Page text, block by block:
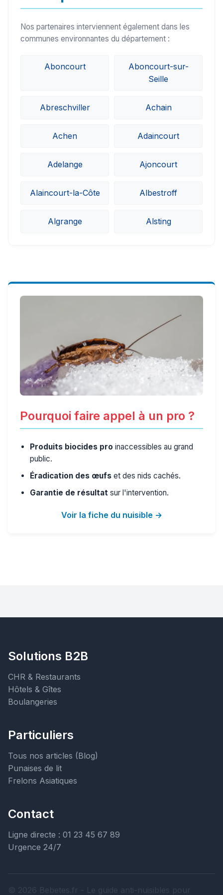
Nos partenaires interviennent également dans les
communes environnantes du département :
Aboncourt
Aboncourt-sur-
Seille
Abreschviller Achain
Achen Adaincourt
Adelange Ajoncourt
Alaincourt-la-Côte Albestroff
Algrange Alsting
Pourquoi faire appel à un pro ?
Produits biocides pro inaccessibles au grand
public.
Éradication des œufs et des nids cachés.
Garantie de résultat sur l'intervention.
Voir la fiche du nuisible →
Solutions B2B
CHR & Restaurants
Hôtels & Gîtes
Boulangeries
Particuliers
Tous nos articles (Blog)
Punaises de lit
Frelons Asiatiques
Contact
Ligne directe : 01 23 45 67 89
Urgence 24/7
© 2026 Bebetes.fr - Le guide anti-nuisibles pour